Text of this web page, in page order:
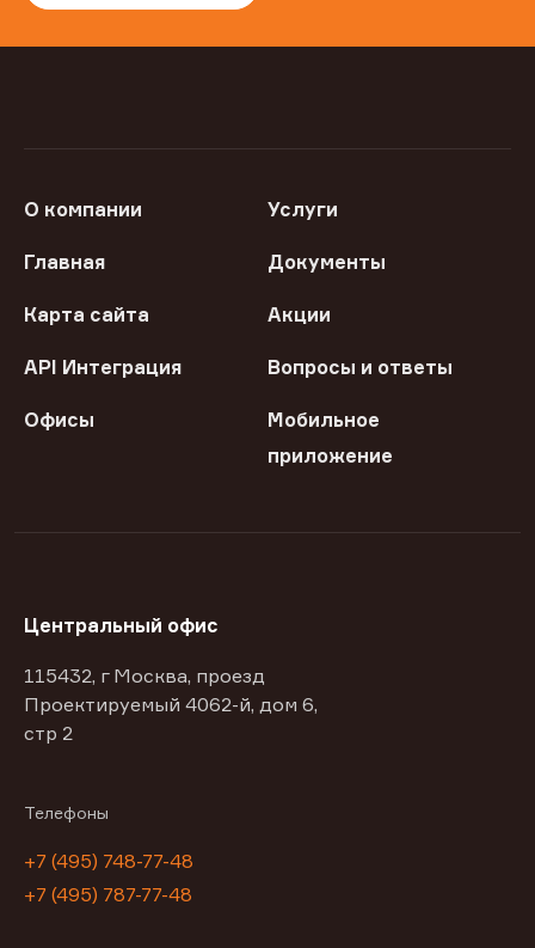
О компании Услуги
Главная Документы
Карта сайта Акции
API Интеграция Вопросы и ответы
Офисы
Мобильное
приложение
Центральный офис
115432, г Москва, проезд
Проектируемый 4062-й, дом 6,
стр 2
Телефоны
+7 (495) 748-77-48
+7 (495) 787-77-48